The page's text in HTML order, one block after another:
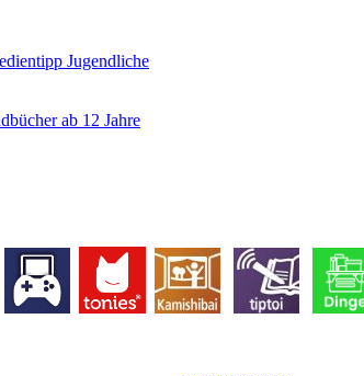
Jugendliche
ab 12 Jahre